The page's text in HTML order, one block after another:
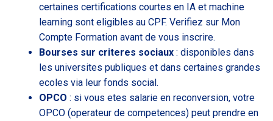
certaines certifications courtes en IA et machine
learning sont eligibles au CPF. Verifiez sur Mon
Compte Formation avant de vous inscrire.
Bourses sur criteres sociaux : disponibles dans
les universites publiques et dans certaines grandes
ecoles via leur fonds social.
OPCO : si vous etes salarie en reconversion, votre
OPCO (operateur de competences) peut prendre en